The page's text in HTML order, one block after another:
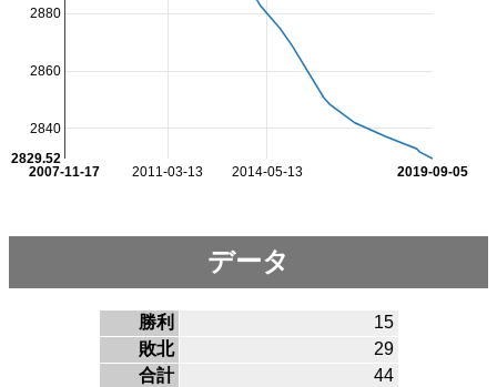
2011-03-13 2014-05-13
2007-11-17 2019-09-05
2840
2860
2880
2829.52
データ
勝利
15
敗北
29
合計
44